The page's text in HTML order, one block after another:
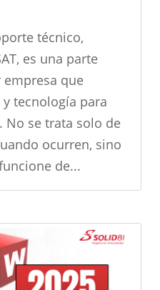
técnico,
es una parte
que
tecnología para
No se trata solo de
ocurren, sino
de...